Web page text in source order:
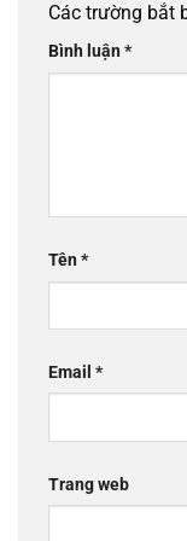
Các trường bắt
Bình luận*
Tên*
Email *
Trang web